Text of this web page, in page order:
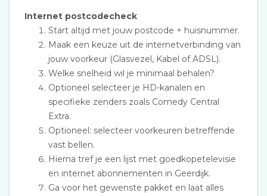
Internet postcodecheck
Start altijd met jouw postcode + huisnummer.
Maak een keuze uit de internetverbinding van
jouw voorkeur (Glasvezel, Kabel of ADSL).
Welke snelheid wil je minimaal behalen?
Optioneel selecteer je HD-kanalen en
specifieke zenders zoals Comedy Central
Extra.
Optioneel: selecteer voorkeuren betreffende
vast bellen.
Hierna tref je een lijst met goedkopetelevisie
en internet abonnementen in Geerdijk.
Ga voor het gewenste pakket en laat alles